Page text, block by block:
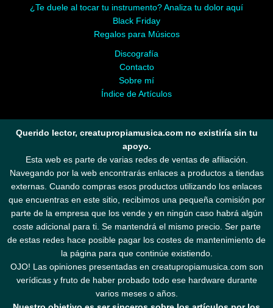
¿Te duele al tocar tu instrumento? Analiza tu dolor aquí
Black Friday
Regalos para Músicos
Discografía
Contacto
Sobre mí
Índice de Artículos
Querido lector, creatupropiamusica.com no existiría sin tu
apoyo.
Esta web es parte de varias redes de ventas de afiliación.
Navegando por la web encontrarás enlaces a productos a tiendas
externas. Cuando compras esos productos utilizando los enlaces
que encuentras en este sitio, recibimos una pequeña comisión por
parte de la empresa que los vende y en ningún caso habrá algún
coste adicional para ti. Se mantendrá el mismo precio. Ser parte
de estas redes hace posible pagar los costes de mantenimiento de
la página para que continúe existiendo.
OJO! Las opiniones presentadas en creatupropiamusica.com son
verídicas y fruto de haber probado todo ese hardware durante
varios meses o años.